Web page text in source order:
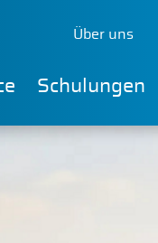
Über uns
Schulungen